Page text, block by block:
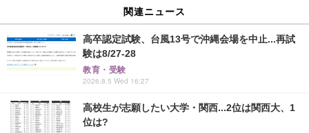
関連ニュース
高卒認定試験、台風13号で沖縄会場を中止...再試
験は8/27-28
教育・受験
2026.8.5 Wed 16:27
高校生が志願したい大学・関西...2位は関西大、1
位は?